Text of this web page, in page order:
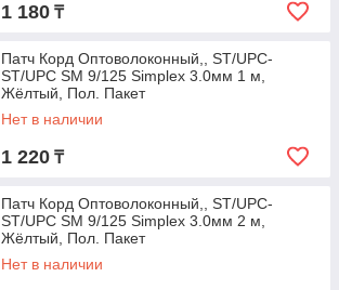
1 180 ₸
Патч Корд Оптоволоконный,, ST/UPC-
ST/UPC SM 9/125 Simplex 3.0мм 1 м,
Жёлтый, Пол. Пакет
Нет в наличии
1 220 ₸
Патч Корд Оптоволоконный,, ST/UPC-
ST/UPC SM 9/125 Simplex 3.0мм 2 м,
Жёлтый, Пол. Пакет
Нет в наличии